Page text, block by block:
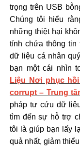
trọng trên USB
Chúng tôi hiểu
những thiệt hại
tính chứa thông tin
dữ liệu cá nhân
bạn một cái nhìn
Liệu Nơi phục
corrupt – Trung
pháp tự cứu dữ
tìm đến sự hỗ trợ
tôi là giúp bạn lấy
quả nhất, giảm